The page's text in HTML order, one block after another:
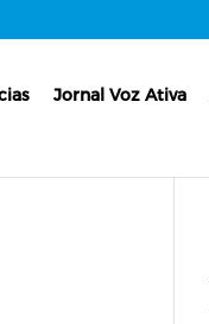
Jornal Voz Ativa